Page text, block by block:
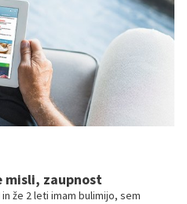
misli, zaupnost
že 2 leti imam bulimijo, sem